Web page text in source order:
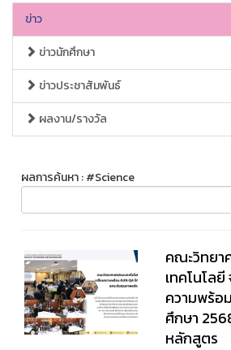
ข่าว
ข่าวนักศึกษา
ข่าวประชาสัมพันธ์
ผลงาน/รางวัล
ผลการค้นหา : #Science
คณะวิทยา
เทคโนโล
ความพร้อ
ศึกษา
หลักสูตร